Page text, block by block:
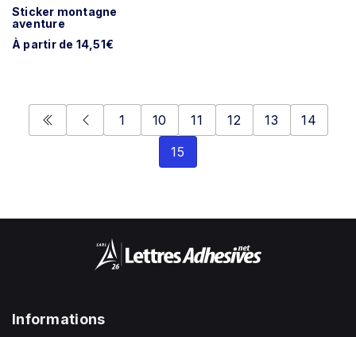
Sticker montagne
aventure
À partir de 14,51€
1 10 11 12 13
14
15
Informations